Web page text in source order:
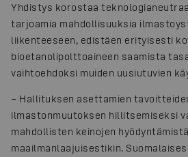
Yhdistys korostaa
tarjoamia mahdollisuuksia
liikenteeseen, edistäen erityisesti
bioetanolipolttoaineen saamista
vaihtoehdoksi muiden uusiutuvien
– Hallituksen asettamien
ilmastonmuutoksen hillitsemiseksi
mahdollisten keinojen
maailmanlaajuisestikin.